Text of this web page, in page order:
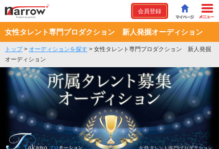
会員登録
女性タレント専門プロダクション 新人発掘オーディション
トップ> オーディションを探す > 女性タレント専門プロダクション 新人発掘
オーディション